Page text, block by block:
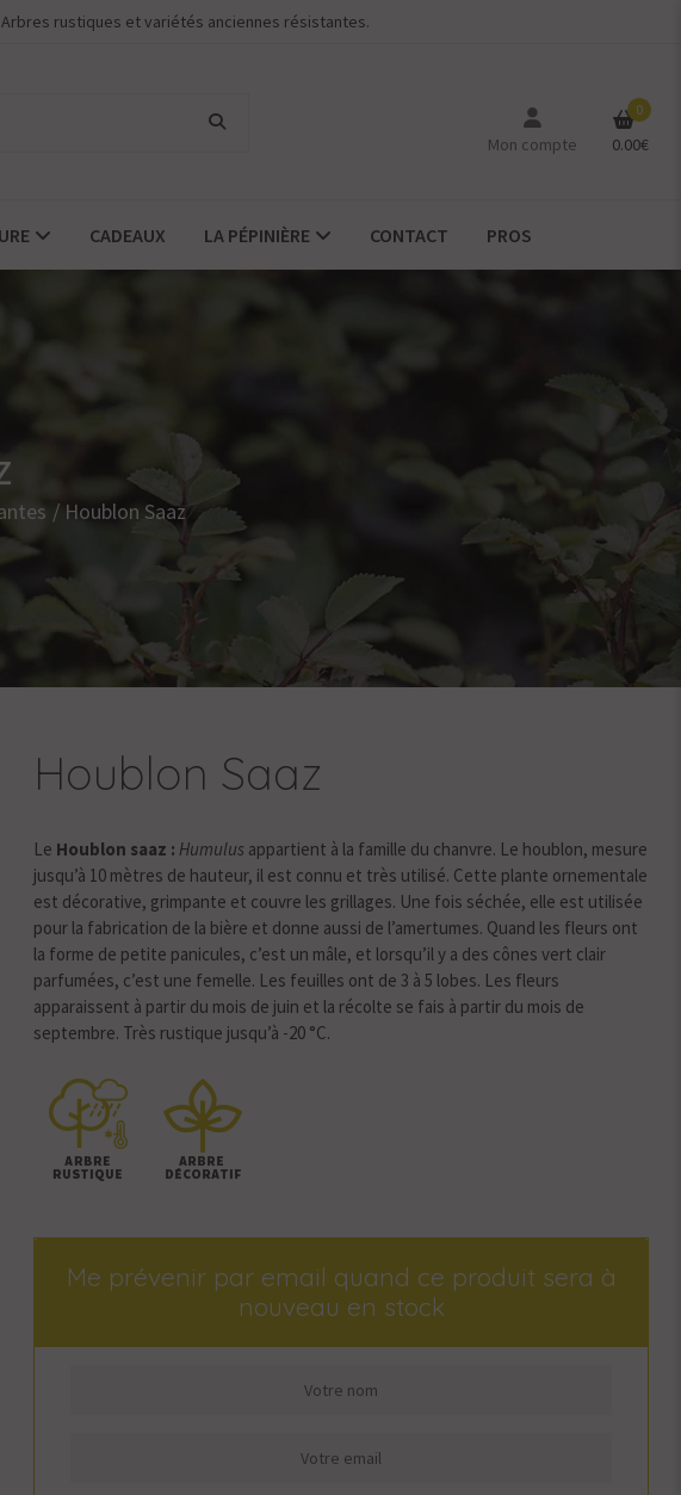
rustiques et variétés anciennes résistantes.
Mon compte
0
0.00€
CADEAUX LA PÉPINIÈRE CONTACT PROS
Houblon Saaz
Houblon Saaz
Le Houblon saaz : Humulus appartient à la famille du chanvre. Le houblon, mesure
jusqu’à 10 mètres de hauteur, il est connu et très utilisé. Cette plante ornementale
est décorative, grimpante et couvre les grillages. Une fois séchée, elle est utilisée
pour la fabrication de la bière et donne aussi de l’amertumes. Quand les fleurs ont
la forme de petite panicules, c’est un mâle, et lorsqu’il y a des cônes vert clair
parfumées, c’est une femelle. Les feuilles ont de 3 à 5 lobes. Les fleurs
apparaissent à partir du mois de juin et la récolte se fais à partir du mois de
septembre. Très rustique jusqu’à -20 °C.
Me prévenir par email quand ce produit sera à
nouveau en stock